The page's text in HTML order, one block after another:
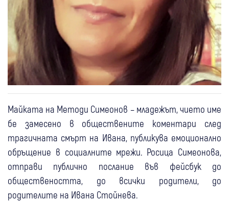
Майката на Методи Симеонов – младежът, чието име
бе замесено в обществените коментари след
трагичната смърт на Ивана, публикува емоционално
обръщение в социалните мрежи. Росица Симеонова,
отправи публично послание във фейсбук до
обществеността, до всички родители, до
родителите на Ивана Стойнева.